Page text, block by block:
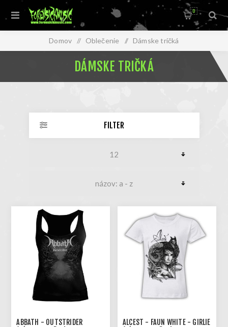
0
Domov / Oblečenie / Dámske tričká
DÁMSKE TRIČKÁ
FILTER
ABBATH - OUTSTRIDER
ALCEST - FAUN WHITE - GIRLIE